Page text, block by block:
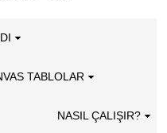
TABLOLAR
NASIL ÇALIŞIR?